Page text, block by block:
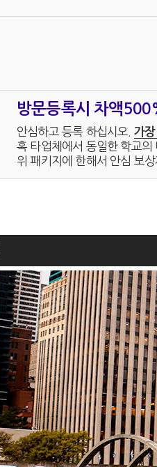
방문등록시 차액
안심하고 등록 하십시오. 가
혹 타업체에서 동일한 학교
위 패키지에 한해서 안심 보